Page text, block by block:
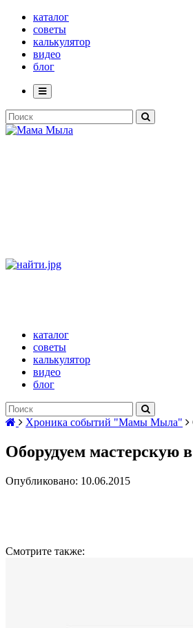
каталог
советы
калькулятор
видео
блог
каталог
советы
калькулятор
видео
блог
Хроника событий "Мамы Мыла"
Оборудуем мастерскую
Опубликовано: 10.06.2015
Смотрите также: